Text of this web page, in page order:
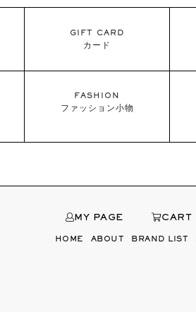
GIFT CARD
カード
FASHION
ファッション小物
MY PAGE CART
HOME ABOUT BRAND LIST